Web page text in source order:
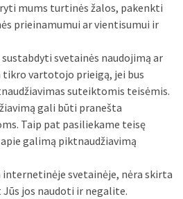
mums turtinės žalos, pakenkti
prieinamumui ar vientisumui ir
sustabdyti svetainės naudojimą ar
vartotojo prieigą, jei bus
suteiktomis teisėmis.
gali būti pranešta
Taip pat pasiliekame teisę
galimą piktnaudžiavimą
svetainėje, nėra skirta
jos naudoti ir negalite.